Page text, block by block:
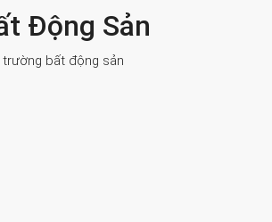
Động Sản
bất động sản